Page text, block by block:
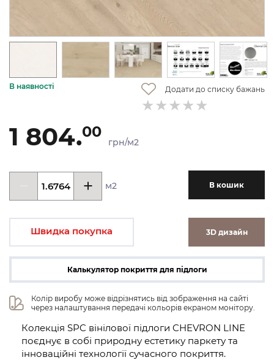
В наявності Додати до списку бажань
1 804.00
грн/м2
м2 В кошик
Швидка покупка 3D дизайн
Калькулятор покриття для підлоги
Колір виробу може відрізнятись від зображення на сайті
через налаштування передачі кольорів екраном монітору.
Колекція SPC вінілової підлоги CHEVRON LINE
поєднує в собі природну естетику паркету та
інноваційні технології сучасного покриття.